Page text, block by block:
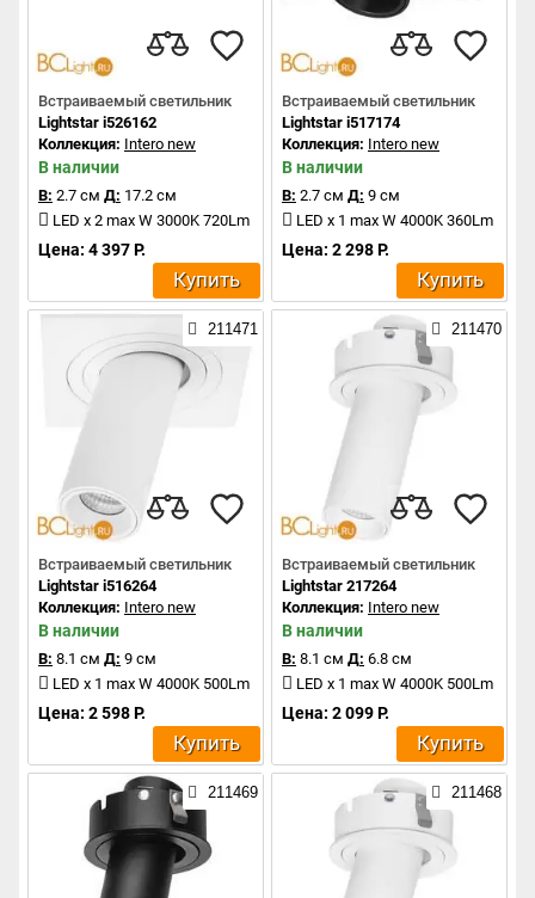
Встраиваемый светильник
Lightstar i526162
Коллекция: Intero new
В наличии
В: 2.7 см Д: 17.2 см
LED x 2 max W 3000K 720Lm
Цена: 4 397 Р.
Купить
Встраиваемый светильник
Lightstar i517174
Коллекция: Intero new
В наличии
В: 2.7 см Д: 9 см
LED x 1 max W 4000K 360Lm
Цена: 2 298 Р.
Купить
211471
Встраиваемый светильник
Lightstar i516264
Коллекция: Intero new
В наличии
В: 8.1 см Д: 9 см
LED x 1 max W 4000K 500Lm
Цена: 2 598 Р.
Купить
211470
Встраиваемый светильник
Lightstar 217264
Коллекция: Intero new
В наличии
В: 8.1 см Д: 6.8 см
LED x 1 max W 4000K 500Lm
Цена: 2 099 Р.
Купить
211469 211468